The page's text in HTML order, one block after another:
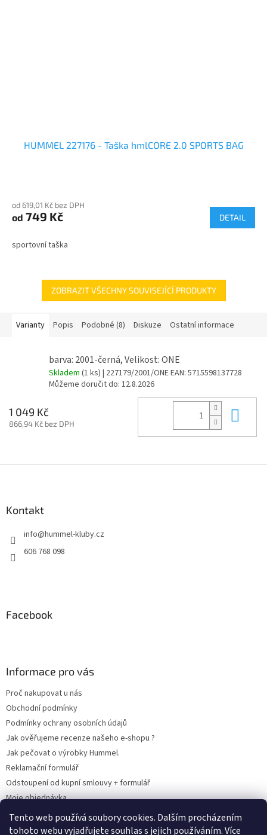
Tento web používá soubory cookies. Dalším procházením
tohoto webu vyjadřujete souhlas s jejich používáním. Více
HUMMEL 227176 - Taška hmlCORE 2.0 SPORTS BAG
od 619,01 Kč bez DPH
od 749 Kč DETAIL
sportovní taška
ZOBRAZIT VŠECHNY SOUVISEJÍCÍ PRODUKTY
Varianty Popis Podobné (8) Diskuze Ostatní informace
barva: 2001-černá, Velikost: ONE
Skladem (1 ks) | 227179/2001/ONEEAN: 5715598137728
Můžeme doručit do: 12.8.2026
1 049 Kč
866,94 Kč bez DPH
Kontakt
info@hummel-kluby.cz
606 768 098
Facebook
Informace pro vás
Proč nakupovat u nás
Obchodní podmínky
Podmínky ochrany osobních údajů
Jak ověřujeme recenze našeho e-shopu ?
Jak pečovat o výrobky Hummel.
Reklamační formulář
Odstoupení od kupní smlouvy + formulář
Moje objednávka
Odstoupení od smlouvy